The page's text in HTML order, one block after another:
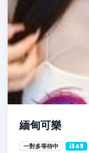
緬甸可樂
一對多等待中 i349